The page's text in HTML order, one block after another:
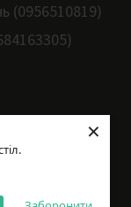
×
(0956510819)